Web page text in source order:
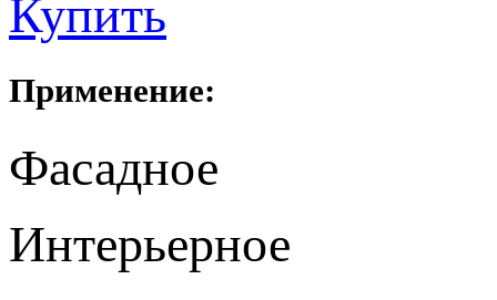
Купить
Применение:
Фасадное
Интерьерное